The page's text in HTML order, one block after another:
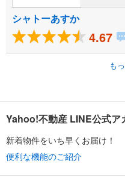
シャトーあすか
4.67
も
Yahoo!不動産 LINE公式ア
新着物件をいち早くお届け！
便利な機能のご紹介